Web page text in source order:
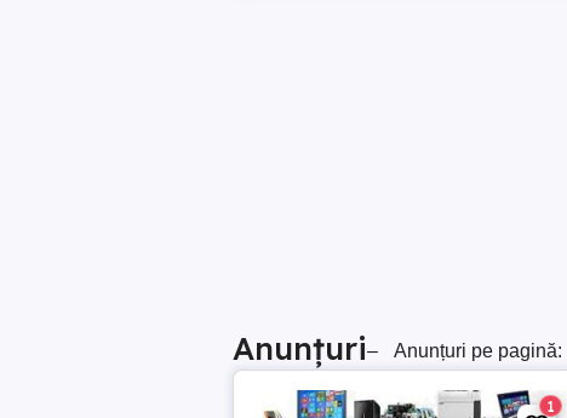
Anunțuri– Anunțuri pe pagină:
1